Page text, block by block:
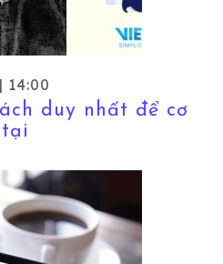
14:00
duy nhất để cơ